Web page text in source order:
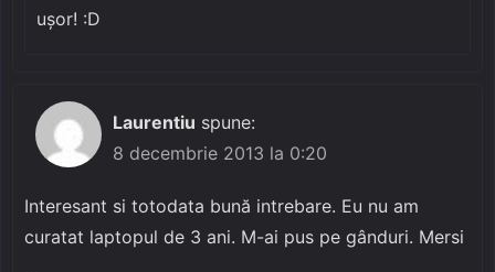
ușor! :D
Laurentiu spune:
8 decembrie 2013 la 0:20
Interesant si totodata bună intrebare. Eu nu am
curatat laptopul de 3 ani. M-ai pus pe gânduri. Mersi
…